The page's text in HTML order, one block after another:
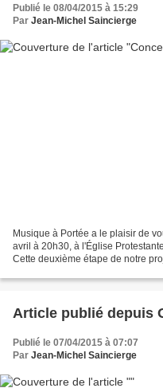
Publié le 08/04/2015 à 15:29
Par Jean-Michel Saincierge
Musique à Portée a le plaisir de
avril à 20h30, à l'Église
Cette deuxième étape de notre
Publié le 07/04/2015 à 07:07
Par Jean-Michel Saincierge